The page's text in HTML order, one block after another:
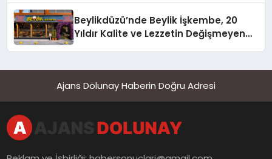
Beylikdüzü’nde Beylik İşkembe, 20
Yıldır Kalite ve Lezzetin Değişmeyen
Ajans Dolunay Haberin Doğru Adresi